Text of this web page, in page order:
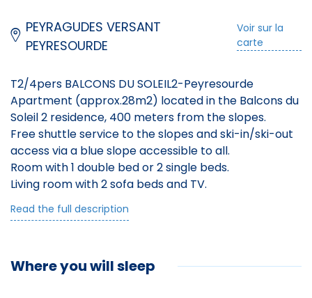
PEYRAGUDES VERSANT
PEYRESOURDE
Voir sur la
carte
T2/4pers BALCONS DU SOLEIL2-Peyresourde
Apartment (approx.28m2) located in the Balcons du
Soleil 2 residence, 400 meters from the slopes.
Free shuttle service to the slopes and ski-in/ski-out
access via a blue slope accessible to all.
Room with 1 double bed or 2 single beds.
Living room with 2 sofa beds and TV.
fridge, dishwasher and electric hotplates.
Balcony with garden furniture.
Read the full description
Where you will sleep